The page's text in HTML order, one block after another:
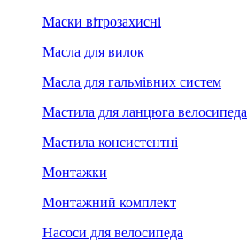
Маски вітрозахисні
Масла для вилок
Масла для гальмівних систем
Мастила для ланцюга велосипеда
Мастила консистентні
Монтажки
Монтажний комплект
Насоси для велосипеда